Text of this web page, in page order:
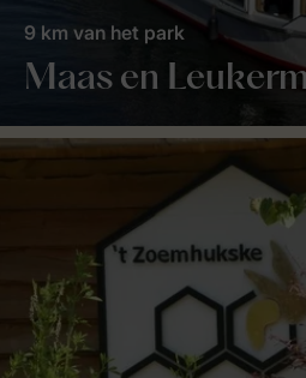
Maas en
9 km van het park